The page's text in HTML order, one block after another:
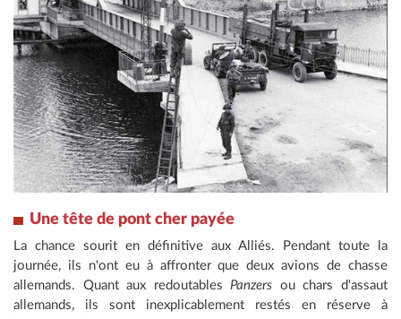
Une tête de pont cher payée
La chance sourit en définitive aux Alliés. Pendant toute la
journée, ils n'ont eu à affronter que deux avions de chasse
allemands. Quant aux redoutables Panzers ou chars d'assaut
allemands, ils sont inexplicablement restés en réserve à